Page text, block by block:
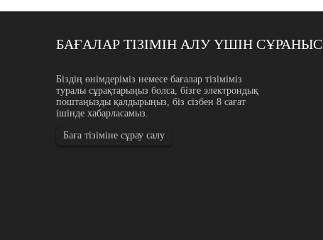
БАҒАЛАР ТІЗІМІН АЛУ ҮШІН СҰРАНЫС
Біздің өнімдеріміз немесе бағалар тізіміміз
туралы сұрақтарыңыз болса, бізге электрондық
поштаңызды қалдырыңыз, біз сізбен 8 сағат
ішінде хабарласамыз.
Баға тізіміне сұрау салу
Тот баспайтын болаттан жасалған шағын диаметрлі сым: Appl...
Кіріспе Тот баспайтын болаттан жасалған шағын диаметрлі сым дәл
түйреуіштер, қылқалам жіпшелері, экрандар, торлар, сүзгілер, серіппелер,
медициналық компоненттер, электрондық бөлшектер, қауіпсіздік сымы,